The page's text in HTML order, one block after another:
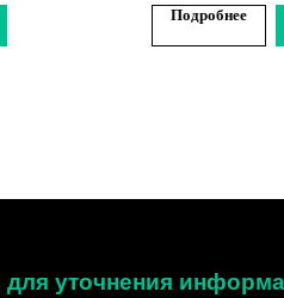
Подробнее
уточнения